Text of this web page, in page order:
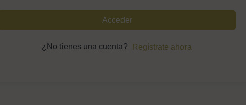
Acceder
¿No tienes una cuenta? Regístrate ahora